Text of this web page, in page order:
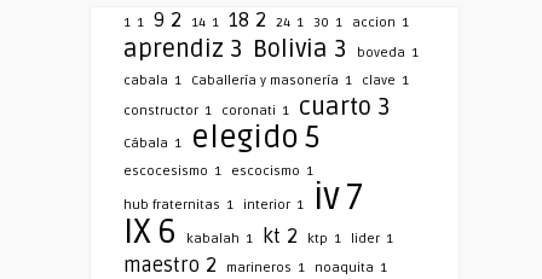
1 1 9 2 14 1 18 2 24 1 30 1 accion 1
aprendiz 3 Bolivia 3 boveda 1
cabala 1 Caballería y masonería 1 clave 1
constructor 1 coronati 1 cuarto 3
Cábala 1 elegido5
escocesismo 1 escocismo 1
hub fraternitas 1 interior 1 iv7
IX 6 kabalah 1 kt 2 ktp 1 lider 1
maestro 2 marineros 1 noaquita 1